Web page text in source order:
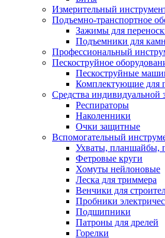
Измерительный
Подъемно-транспортное
Зажимы для
Подъемники для
Профессиональный
Пескоструйное
Пескоструйные
Комплектующие для
Средства
Респираторы
Наколенники
Очки защитные
Вспомогательный
Ухваты, планшайбы,
Фетровые круги
Хомуты нейлоновые
Леска для триммера
Венчики для
Пробники
Подшипники
Патроны для дрелей
Горелки